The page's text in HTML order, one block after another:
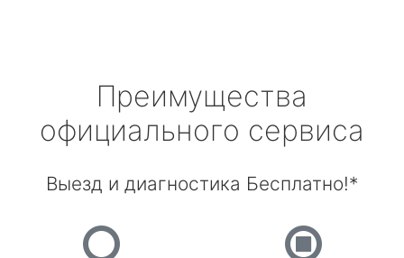
Преимущества
официального сервиса
Выезд и диагностика Бесплатно!*